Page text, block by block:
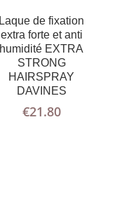
Laque de fixation
extra forte et anti
humidité EXTRA
STRONG
HAIRSPRAY
DAVINES
€21.80